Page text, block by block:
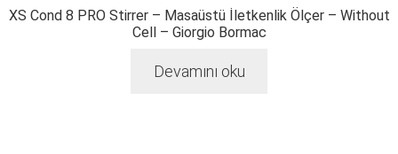
XS Cond 8 PRO Stirrer – Masaüstü İletkenlik Ölçer – Without
Cell – Giorgio Bormac
Devamını oku